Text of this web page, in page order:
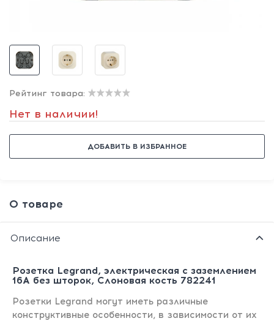
Рейтинг товара:
Нет в наличии!
ДОБАВИТЬ В ИЗБРАННОЕ
О товаре
Описание
Розетка Legrand, электрическая с заземлением
16А без шторок, Слоновая кость 782241
Розетки Legrand могут иметь различные
конструктивные особенности, в зависимости от их